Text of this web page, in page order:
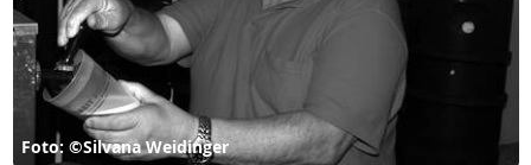
Foto: ©Silvana Weidinger